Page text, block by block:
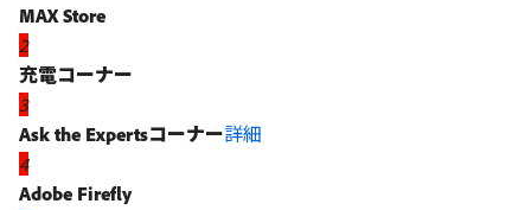
MAX Store
2
充電コーナー
3
Ask the Expertsコーナー詳細
4
Adobe Firefly